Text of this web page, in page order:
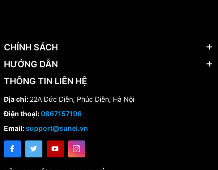
CHÍNH SÁCH
HƯỚNG DẪN
THÔNG TIN LIÊN HỆ
Địa chỉ: 22A Đức Diễn, Phúc Diễn, Hà Nội
Điện thoại:0867157196
Email:support@sunei.vn